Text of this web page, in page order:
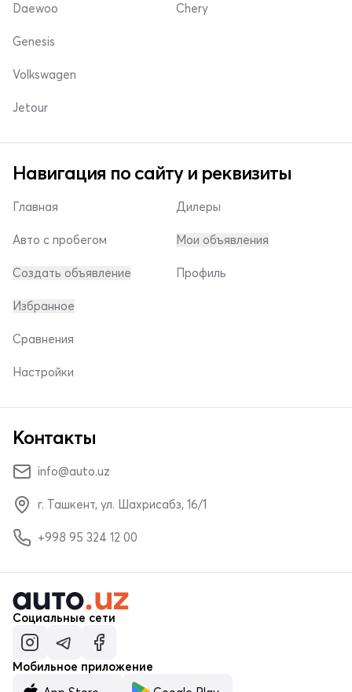
Daewoo Chery
Genesis
Volkswagen
Jetour
Навигация по сайту и реквизиты
Главная
Авто с пробегом
Создать объявление
Дилеры
Мои объявления
Профиль
Избранное
Сравнения
Настройки
Контакты
info@auto.uz
г. Ташкент, ул. Шахрисабз, 16/1
+998 95 324 12 00
Социальные сети
Мобильное приложение